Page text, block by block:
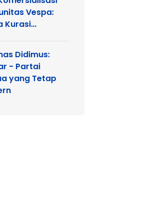
Vespa:
Kurasi
Didimus:
- Partai
yang Tetap